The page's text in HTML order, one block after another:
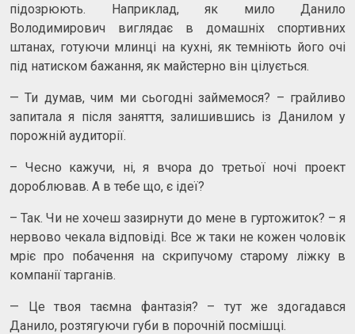
підозрюють. Наприклад, як мило Данило
Володимирович виглядає в домашніх спортивних
штанах, готуючи млинці на кухні, як темніють його очі
під натиском бажання, як майстерно він цілується.
— Ти думав, чим ми сьогодні займемося? – грайливо
запитала я після заняття, залишившись із Данилом у
порожній аудиторії.
– Чесно кажучи, ні, я вчора до третьої ночі проект
дороблював. А в тебе що, є ідеї?
– Так. Чи не хочеш зазирнути до мене в гуртожиток? – я
нервово чекала відповіді. Все ж таки не кожен чоловік
мріє про побачення на скрипучому старому ліжку в
компанії тарганів.
— Це твоя таємна фантазія? – тут же здогадався
Данило, розтягуючи губи в порочній посмішці.